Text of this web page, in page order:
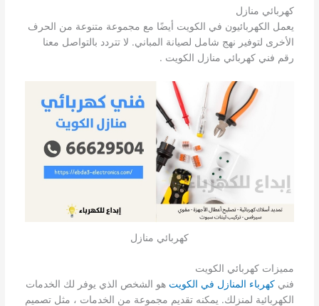
كهربائي منازل
يعمل الكهربائيون في الكويت أيضًا مع مجموعة متنوعة من الحرف
الأخرى لتوفير نهج شامل لصيانة المباني. لا تتردد بالتواصل معنا
رقم فني كهربائي منازل الكويت .
كهربائي منازل
مميزات كهربائي الكويت
فني كهرباء المنازل في الكويت هو الشخص الذي يوفر لك الخدمات
الكهربائية لمنزلك. يمكنه تقديم مجموعة من الخدمات ، مثل تصميم